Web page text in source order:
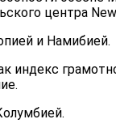
центра
и Намибией.
индекс